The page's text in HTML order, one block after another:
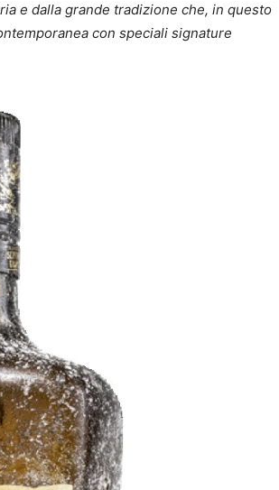
e dalla grande tradizione che, in questo
con speciali signature